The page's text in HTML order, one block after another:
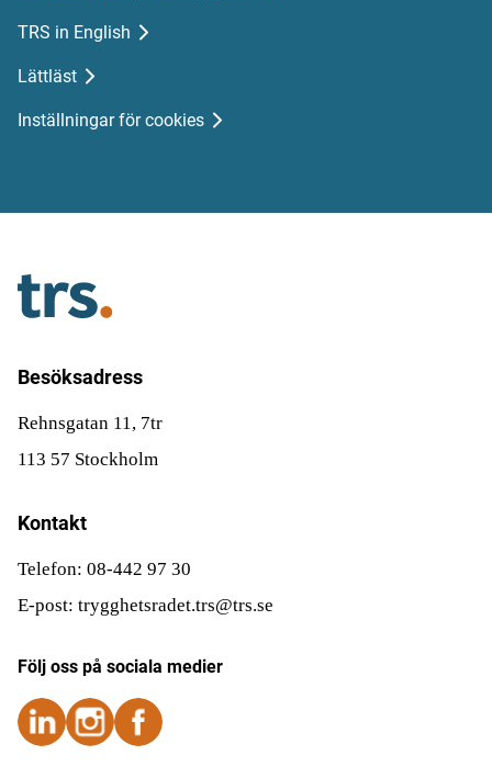
TRS in English
Lättläst
Inställningar för cookies
Besöksadress
Rehnsgatan 11, 7tr
113 57 Stockholm
Kontakt
Telefon: 08-442 97 30
E-post: trygghetsradet.trs@trs.se
Följ oss på sociala medier
Följ oss på Instagram
Följ oss på Instagram